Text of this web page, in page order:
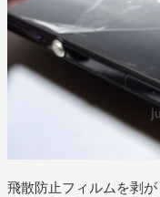
飛散防止フィルムを剥